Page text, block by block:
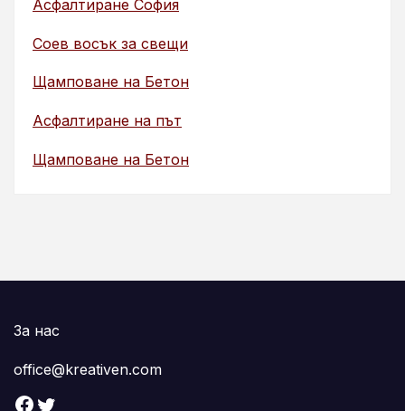
Асфалтиране София
Соев восък за свещи
Щамповане на Бетон
Асфалтиране на път
Щамповане на Бетон
За нас
office@kreativen.com
Facebook Twitter